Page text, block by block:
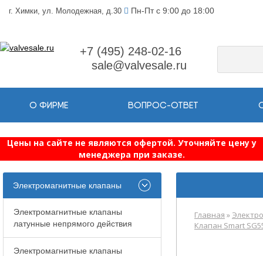
г. Химки, ул. Молодежная, д.30 Пн-Пт с 9:00 до 18:00
+7 (495) 248-02-16
sale@valvesale.ru
О ФИРМЕ ВОПРОС-ОТВЕТ
Цены на сайте не являются офертой. Уточняйте цену у
менеджера при заказе.
Главная »
Клапан Smart
Электромагнитные клапаны
Электромагнитные клапаны
латунные непрямого действия
Электромагнитные клапаны